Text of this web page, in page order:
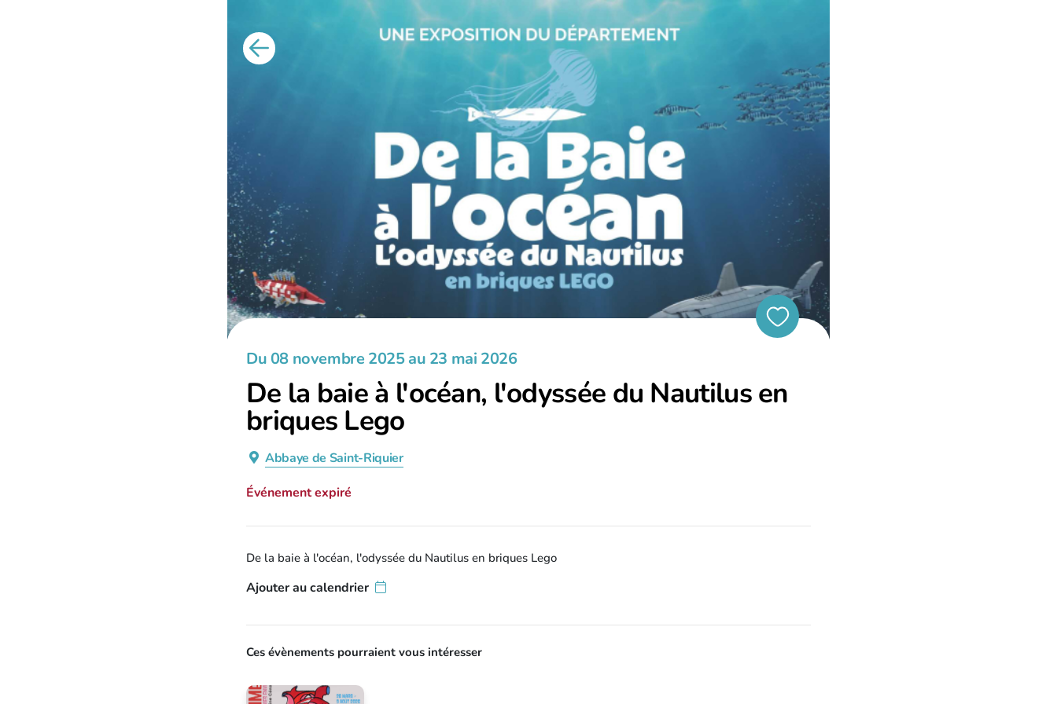
Du 08 novembre 2025 au 23 mai 2026
De la baie à l'océan, l'odyssée du Nautilus en
briques Lego
Abbaye de Saint-Riquier
Événement expiré
De la baie à l'océan, l'odyssée du Nautilus en briques Lego
Ajouter au calendrier
Ces évènements pourraient vous intéresser